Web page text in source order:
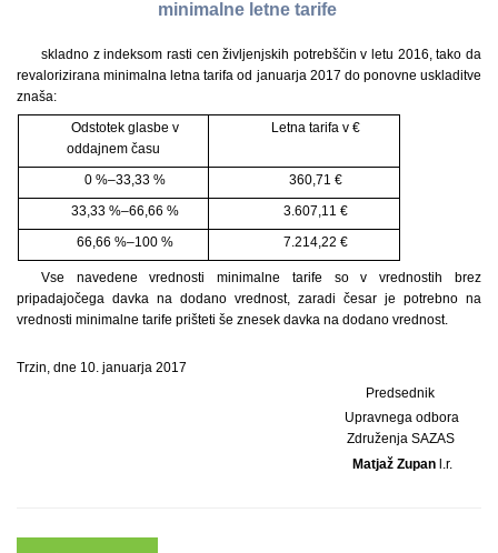
minimalne letne tarife
skladno z indeksom rasti cen življenjskih potrebščin v letu 2016, tako da
revalorizirana minimalna letna tarifa od januarja 2017 do ponovne uskladitve
znaša:
Odstotek glasbe v
oddajnem času
Letna tarifa v €
0 %–33,33 %
360,71 €
33,33 %–66,66 %
3.607,11 €
66,66 %–100 %
7.214,22 €
Vse navedene vrednosti minimalne tarife so v vrednostih brez
pripadajočega davka na dodano vrednost, zaradi česar je potrebno na
vrednosti minimalne tarife prišteti še znesek davka na dodano vrednost.
Trzin, dne 10. januarja 2017
Predsednik
Upravnega odbora
Združenja SAZAS
Matjaž Zupanl.r.